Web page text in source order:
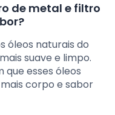
de metal e filtro
óleos naturais do
suave e limpo.
esses óleos
corpo e sabor